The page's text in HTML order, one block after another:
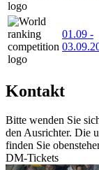
01.09 -
Kontakt
Bitte wenden Sie
den Ausrichter. Die
finden Sie
DM-Tickets